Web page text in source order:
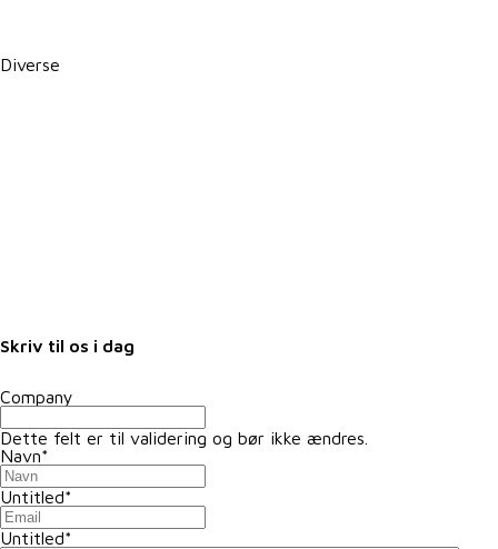
Diverse
Skriv til os i dag
Company
Dette felt er til validering og bør ikke ændres.
Navn*
Untitled*
Untitled*